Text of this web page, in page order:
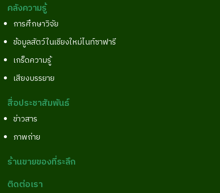
คลังความรู้
การศึกษาวิจัย
ข้อมูลสัตว์ในเชียงใหม่ไนท์ซาฟารี
เกร็ดความรู้
เสียงบรรยาย
สื่อประชาสัมพันธ์
ข่าวสาร
ภาพถ่าย
ร้านขายของที่ระลึก
ติดต่อเรา